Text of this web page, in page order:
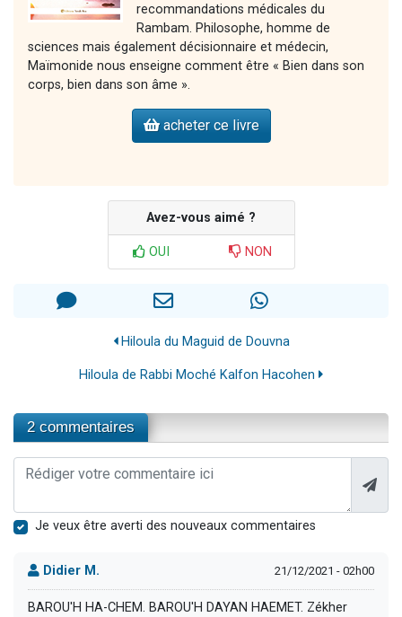
recommandations médicales du
Rambam. Philosophe, homme de
sciences mais également décisionnaire et médecin,
Maïmonide nous enseigne comment être « Bien dans son
corps, bien dans son âme ».
acheter ce livre
Avez-vous aimé ?
OUI NON
Hiloula du Maguid de Douvna
Hiloula de Rabbi Moché Kalfon Hacohen
2 commentaires
Je veux être averti des nouveaux commentaires
Didier M. 21/12/2021 - 02h00
BAROU'H HA-CHEM. BAROU'H DAYAN HAEMET. Zékher